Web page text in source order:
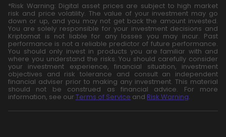
*Risk Warning: Digital asset prices are subject to high market
risk and price volatility. The value of your investment may go
down or up, and you may not get back the amount invested.
You are solely responsible for your investment decisions and
Kriptomat is not liable for any losses you may incur. Past
performance is not a reliable predictor of future performance.
You should only invest in products you are familiar with and
where you understand the risks. You should carefully consider
your investment experience, financial situation, investment
objectives and risk tolerance and consult an independent
financial adviser prior to making any investment. This material
should not be construed as financial advice. For more
information, see our Terms of Service and Risk Warning.